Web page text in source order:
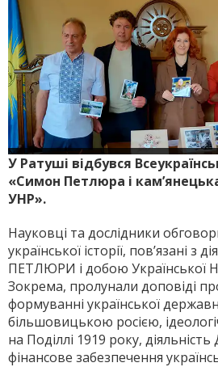
У Ратуші відбувся
«Симон Петлюра і
УНР».
Науковці та дослідники
української історії, пов’язані з
ПЕТЛЮРИ і добою Української
Зокрема, пролунали доповіді
формуванні української
більшовицькою росією,
на Поділлі 1919 року, діяльність
фінансове забезпечення